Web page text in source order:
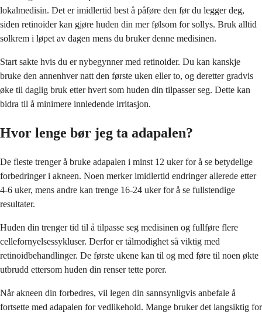
lokalmedisin. Det er imidlertid best å påføre den før du legger deg,
siden retinoider kan gjøre huden din mer følsom for sollys. Bruk alltid
solkrem i løpet av dagen mens du bruker denne medisinen.
Start sakte hvis du er nybegynner med retinoider. Du kan kanskje
bruke den annenhver natt den første uken eller to, og deretter gradvis
øke til daglig bruk etter hvert som huden din tilpasser seg. Dette kan
bidra til å minimere innledende irritasjon.
Hvor lenge bør jeg ta adapalen?
De fleste trenger å bruke adapalen i minst 12 uker for å se betydelige
forbedringer i akneen. Noen merker imidlertid endringer allerede etter
4-6 uker, mens andre kan trenge 16-24 uker for å se fullstendige
resultater.
Huden din trenger tid til å tilpasse seg medisinen og fullføre flere
cellefornyelsessykluser. Derfor er tålmodighet så viktig med
retinoidbehandlinger. De første ukene kan til og med føre til noen økte
utbrudd ettersom huden din renser tette porer.
Når akneen din forbedres, vil legen din sannsynligvis anbefale å
fortsette med adapalen for vedlikehold. Mange bruker det langsiktig for